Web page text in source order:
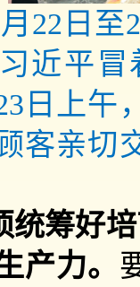
月22日
近平
日上午
客亲切
统筹好
产力。